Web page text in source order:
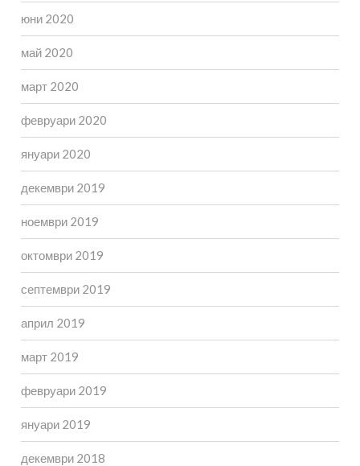
юни 2020
май 2020
март 2020
февруари 2020
януари 2020
декември 2019
ноември 2019
октомври 2019
септември 2019
април 2019
март 2019
февруари 2019
януари 2019
декември 2018